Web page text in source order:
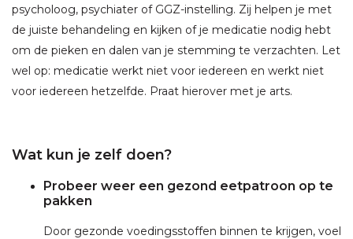
psycholoog, psychiater of GGZ-instelling. Zij helpen je met
de juiste behandeling en kijken of je medicatie nodig hebt
om de pieken en dalen van je stemming te verzachten. Let
wel op: medicatie werkt niet voor iedereen en werkt niet
voor iedereen hetzelfde. Praat hierover met je arts.
Wat kun je zelf doen?
Probeer weer een gezond eetpatroon op te
pakken
Door gezonde voedingsstoffen binnen te krijgen, voel